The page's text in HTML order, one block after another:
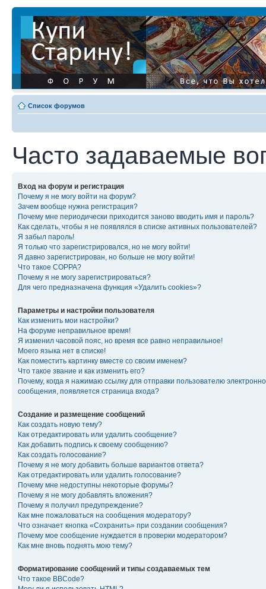
Список форумов
Часто задаваемые
Вход на форум и регистрация
Почему я не могу войти на форум?
Зачем вообще нужна регистрация?
Почему мне периодически приходится заново вводить имя и пароль?
Как сделать, чтобы я не появлялся в списке активных пользователей?
Я забыл пароль!
Я только что зарегистрировался, но не могу войти!
Я давно зарегистрирован, но больше не могу войти!
Что такое COPPA?
Почему я не могу зарегистрироваться?
Для чего предназначена функция «Удалить cookies»?
Параметры и настройки пользователя
Как изменить мои настройки?
На форуме неправильное время!
Я изменил часовой пояс, но время все равно неправильное!
Моего языка нет в списке!
Как поместить картинку вместе со своим именем?
Что такое звание и как изменить его?
Почему, когда я нажимаю ссылку для отправки пользователю
сообщения, появляется страница входа?
Создание и размещение сообщений
Как создать новую тему?
Как отредактировать или удалить сообщение?
Как добавить подпись к своему сообщению?
Как создать голосование?
Почему я не могу добавить больше вариантов ответа?
Как отредактировать или удалить голосование?
Почему мне недоступны некоторые форумы?
Почему я не могу добавлять вложения?
Почему я получил предупреждение?
Как мне пожаловаться на сообщения модератору?
Что означает кнопка «Сохранить» при создании сообщения?
Почему мое сообщение нуждается в проверки модератором?
Как мне вновь поднять мою тему?
Форматирование сообщений и типы создаваемых тем
Что такое BBCode?